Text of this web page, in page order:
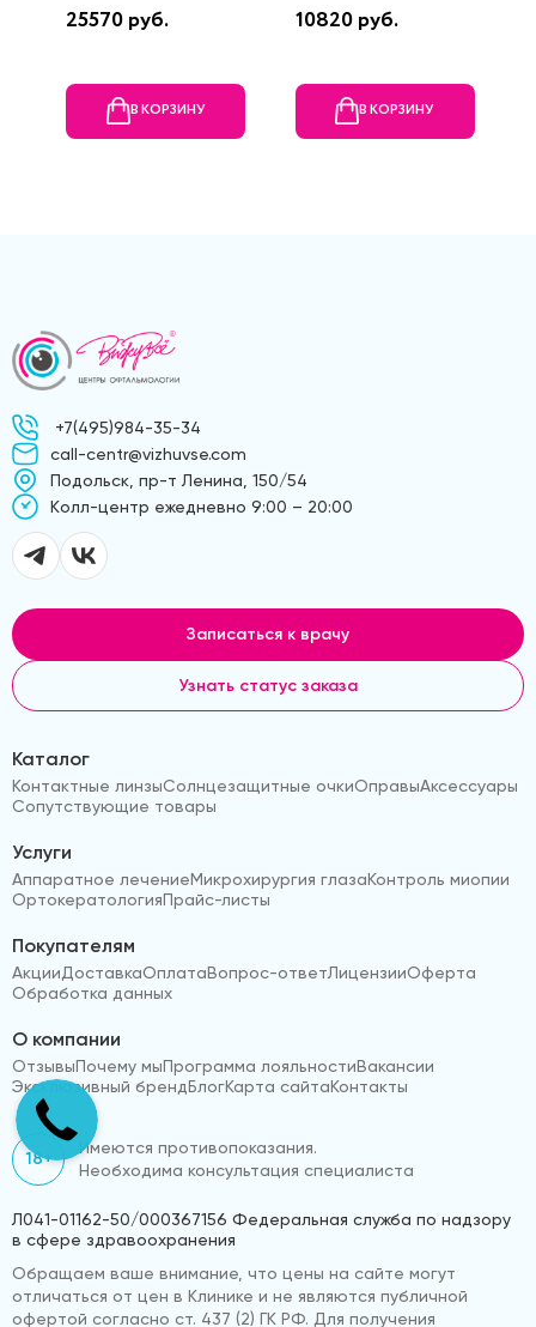
25570 руб.
В КОРЗИНУ
10820 руб.
В КОРЗИНУ
+7(495)984-35-34
call-centr@vizhuvse.com
Подольск, пр-т Ленина, 150/54
Kолл-центр ежедневно 9:00 – 20:00
Записаться к врачу
Узнать статус заказа
Каталог
Контактные линзыСолнцезащитные очкиОправыАксессуары
Сопутствующие товары
Услуги
Аппаратное лечениеМикрохирургия глазаКонтроль миопии
ОртокератологияПрайс-листы
Покупателям
АкцииДоставкаОплатаВопрос-ответЛицензииОферта
Обработка данных
О компании
ОтзывыПочему мыПрограмма лояльностиВакансии
Эксклюзивный брендБлогКарта сайтаКонтакты
18+
Имеются противопоказания.
Необходима консультация специалиста
Л041-01162-50/000367156 Федеральная служба по надзору
в сфере здравоохранения
Обращаем ваше внимание, что цены на сайте могут
отличаться от цен в Клинике и не являются публичной
офертой согласно ст. 437 (2) ГК РФ. Для получения